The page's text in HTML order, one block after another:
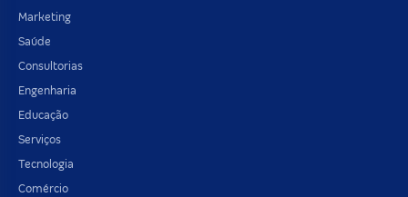
Marketing
Saúde
Consultorias
Engenharia
Educação
Serviços
Tecnologia
Comércio